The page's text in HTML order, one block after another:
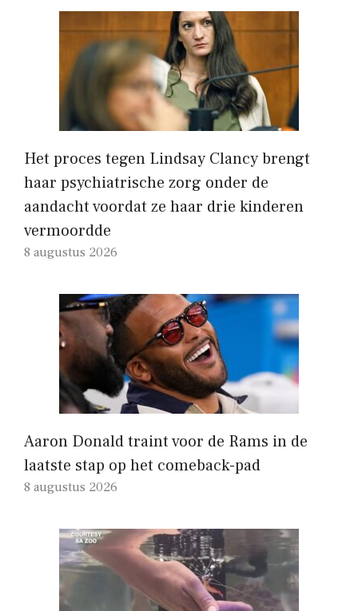
Het proces tegen Lindsay Clancy brengt
haar psychiatrische zorg onder de
aandacht voordat ze haar drie kinderen
vermoordde
8 augustus 2026
Aaron Donald traint voor de Rams in de
laatste stap op het comeback-pad
8 augustus 2026